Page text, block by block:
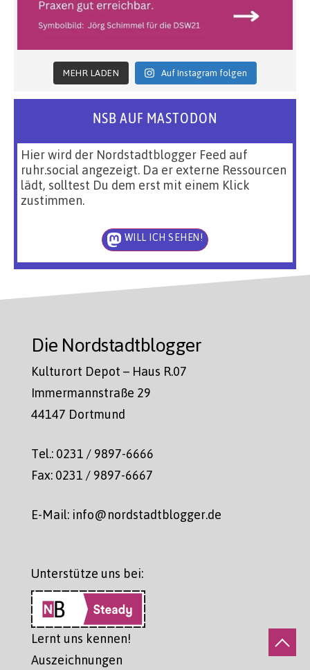
MEHR LADEN Auf Instagram folgen
NSB AUF MASTODON
Hier wird der Nordstadtblogger Feed auf
ruhr.social angezeigt. Da er externe Ressourcen
lädt, solltest Du dem erst mit einem Klick
zustimmen.
WILL ICH SEHEN!
Die Nordstadtblogger
Kulturort Depot – Haus R.07
Immermannstraße 29
44147 Dortmund
Tel.: 0231 / 9897-6666
Fax: 0231 / 9897-6667
E-Mail: info@nordstadtblogger.de
Unterstütze uns bei:
Lernt uns kennen!
Auszeichnungen